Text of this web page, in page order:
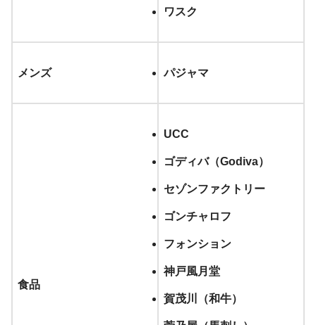
ワスク
メンズ パジャマ
食品
UCC
ゴディバ（Godiva）
セゾンファクトリー
ゴンチャロフ
フォンション
神戸風月堂
賀茂川（和牛）